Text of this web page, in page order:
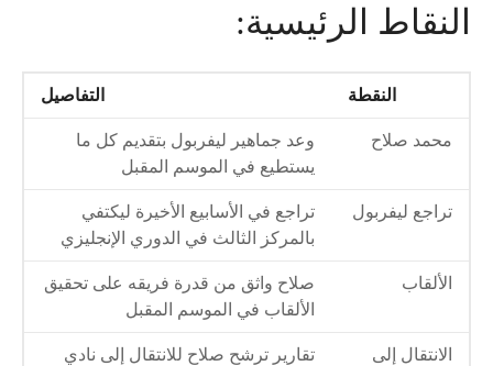
النقاط الرئيسية:
النقطة التفاصيل
محمد صلاح
وعد جماهير ليفربول بتقديم كل ما
يستطيع في الموسم المقبل
تراجع ليفربول
تراجع في الأسابيع الأخيرة ليكتفي
بالمركز الثالث في الدوري الإنجليزي
الألقاب
صلاح واثق من قدرة فريقه على تحقيق
الألقاب في الموسم المقبل
الانتقال إلى
تقارير ترشح صلاح للانتقال إلى نادي